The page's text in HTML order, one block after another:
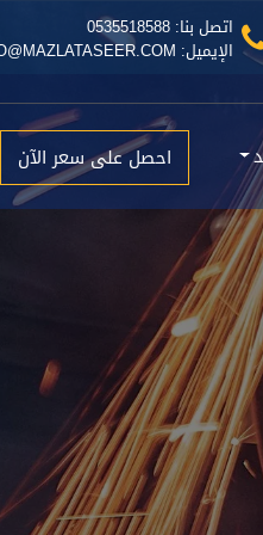
اتصل بنا: 0535518588
الإيميل: INFO@MAZLATASEER.COM
احصل على سعر الآن